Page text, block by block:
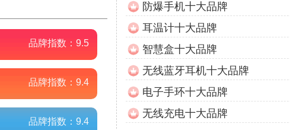
品牌指数： 9.5
品牌指数： 9.4
品牌指数： 9.4
防爆手机十大品牌
耳温计十大品牌
智慧盒十大品牌
无线蓝牙耳机十大品牌
电子手环十大品牌
无线充电十大品牌